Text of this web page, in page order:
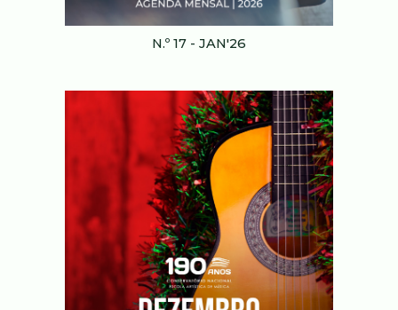
N.º 17 - JAN'26